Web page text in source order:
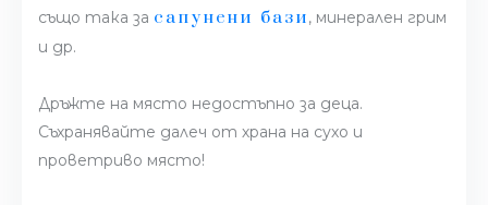
също така за сапунени бази, минерален грим
и др.
Дръжте на място недостъпно за деца.
Съхранявайте далеч от храна на сухо и
проветриво място!